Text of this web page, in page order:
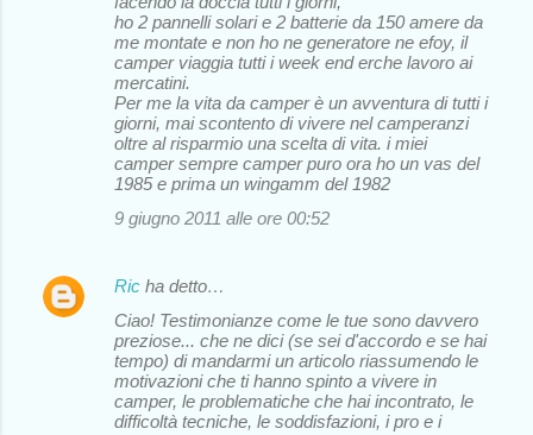
ho 2 pannelli solari e 2 batterie da 150 amere da
me montate e non ho ne generatore ne efoy, il
camper viaggia tutti i week end erche lavoro ai
mercatini.
Per me la vita da camper è un avventura di tutti i
giorni, mai scontento di vivere nel camperanzi
oltre al risparmio una scelta di vita. i miei
camper sempre camper puro ora ho un vas del
1985 e prima un wingamm del 1982
9 giugno 2011 alle ore 00:52
Ric ha detto…
Ciao! Testimonianze come le tue sono davvero
preziose... che ne dici (se sei d'accordo e se hai
tempo) di mandarmi un articolo riassumendo le
motivazioni che ti hanno spinto a vivere in
camper, le problematiche che hai incontrato, le
difficoltà tecniche, le soddisfazioni, i pro e i